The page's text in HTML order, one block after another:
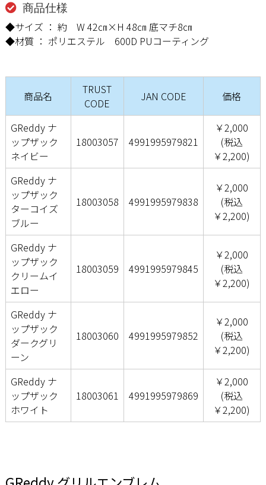
商品仕様
◆サイズ ： 約 W 42㎝×H 48㎝ 底マチ8㎝
◆材質 ： ポリエステル 600D PUコーティング
商品名
TRUST
CODE
JAN CODE 価格
GReddy ナ
ップザック
ネイビー
18003057 4991995979821
￥2,000
(税込
￥2,200)
GReddy ナ
ップザック
ターコイズ
ブルー
18003058 4991995979838
￥2,000
(税込
￥2,200)
GReddy ナ
ップザック
クリームイ
エロー
18003059 4991995979845
￥2,000
(税込
￥2,200)
GReddy ナ
ップザック
ダークグリ
ーン
18003060 4991995979852
￥2,000
(税込
￥2,200)
GReddy ナ
ップザック
ホワイト
18003061 4991995979869
￥2,000
(税込
￥2,200)